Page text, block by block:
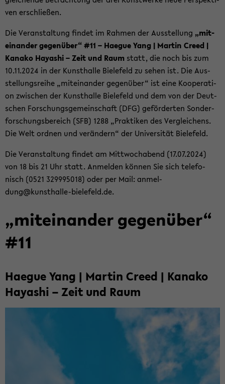
ven er­schlie­ßen.
Die Ver­an­stal­tung fin­det im Rah­men der Aus­stel­lung „mit­
ein­an­der ge­gen­über“ #11 – Ha­e­gue Yang | Mar­tin Creed |
Ka­na­ko Ha­ya­shi – Zeit und Raum statt, die noch bis zum
10.11.2024 in der Kunst­hal­le Bie­le­feld zu sehen ist. Die Aus­
stel­lungs­rei­he „mit­ein­an­der ge­gen­über“ ist eine Ko­ope­ra­ti­
on zwi­schen der Kunst­hal­le Bie­le­feld und dem von der Deut­
schen For­schungs­ge­mein­schaft (DFG) ge­för­der­ten Son­der­
for­schungs­be­reich (SFB) 1288 „Prak­ti­ken des Ver­glei­chens.
Die Welt ord­nen und ver­än­dern“ der Uni­ver­si­tät Bie­le­feld.
Die Ver­an­stal­tung fin­det am Mitt­woch­abend (17.07.2024)
von 18 bis 21 Uhr statt. An­mel­den kön­nen Sie sich te­le­fo­
nisch (0521 329995018) oder per Mail: an­mel­
dung@kunsthalle-​bielefeld.de.
„mit­ein­an­der ge­gen­über“
#11
Ha­e­gue Yang | Mar­tin Creed | Ka­na­ko
Ha­ya­shi – Zeit und Raum